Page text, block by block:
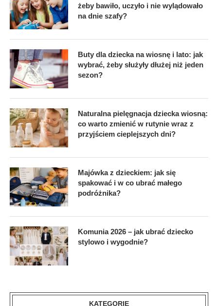
żeby bawiło, uczyło i nie wylądowało
na dnie szafy?
Buty dla dziecka na wiosnę i lato: jak
wybrać, żeby służyły dłużej niż jeden
sezon?
Naturalna pielęgnacja dziecka wiosną:
co warto zmienić w rutynie wraz z
przyjściem cieplejszych dni?
Majówka z dzieckiem: jak się
spakować i w co ubrać małego
podróżnika?
Komunia 2026 – jak ubrać dziecko
stylowo i wygodnie?
KATEGORIE